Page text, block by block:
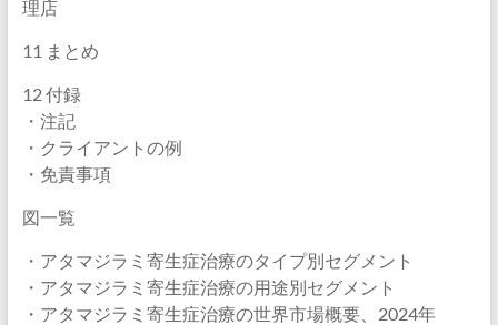
理店
11 まとめ
12 付録
・注記
・クライアントの例
・免責事項
図一覧
・アタマジラミ寄生症治療のタイプ別セグメント
・アタマジラミ寄生症治療の用途別セグメント
・アタマジラミ寄生症治療の世界市場概要、2024年